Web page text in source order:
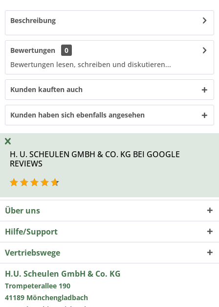
Beschreibung
Bewertungen
0
Bewertungen lesen, schreiben und diskutieren...
Kunden kauften auch
Kunden haben sich ebenfalls angesehen
H. U. SCHEULEN GMBH & CO. KG BEI GOOGLE
REVIEWS
Über uns
Hilfe/Support
Vertriebswege
H.U. Scheulen GmbH & Co. KG
Trompeterallee 190
41189 Mönchengladbach